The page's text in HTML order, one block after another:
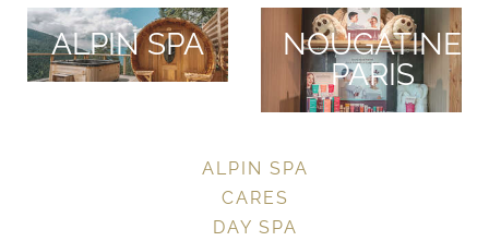
ALPIN SPA
NOUGATINE
PARIS
ALPIN SPA
CARES
DAY SPA